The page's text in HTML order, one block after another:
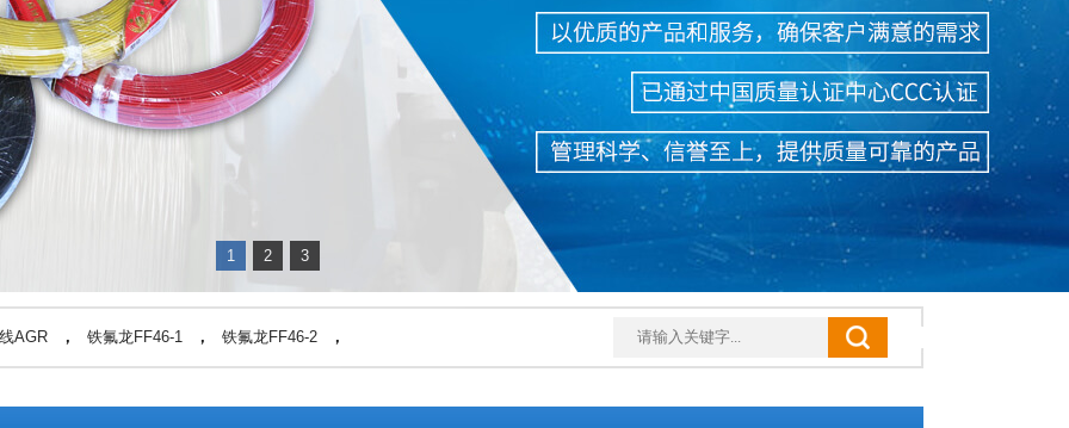
1 2 3
AGR ， 铁氟龙FF46-1 ， 铁氟龙FF46-2 ，